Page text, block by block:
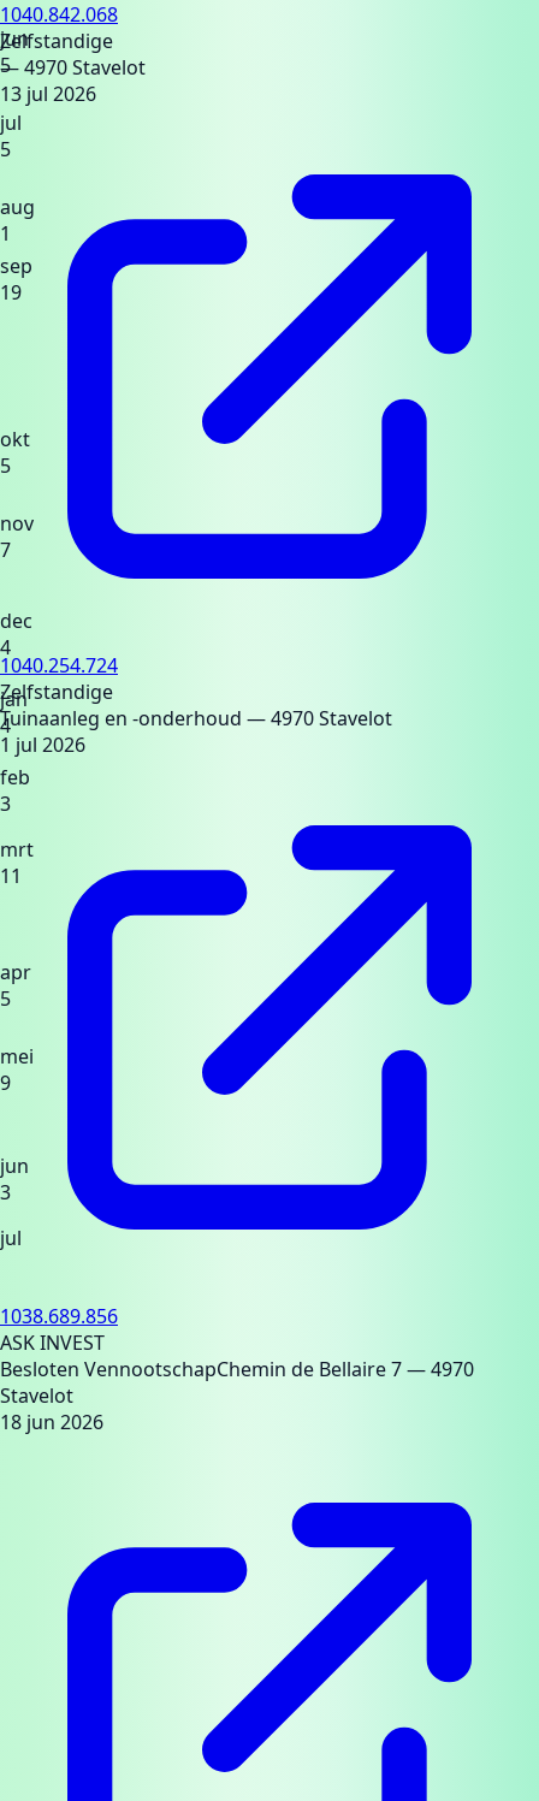
jun
5
jul
5
aug
1
sep
19
okt
5
nov
7
dec
4
jan
4
feb
3
mrt
11
apr
5
mei
9
jun
3
jul
1040.842.068
Zelfstandige
— 4970 Stavelot
13 jul 2026
1040.254.724
Zelfstandige
Tuinaanleg en -onderhoud — 4970 Stavelot
1 jul 2026
1038.689.856
ASK INVEST
Besloten VennootschapChemin de Bellaire 7— 4970
Stavelot
18 jun 2026